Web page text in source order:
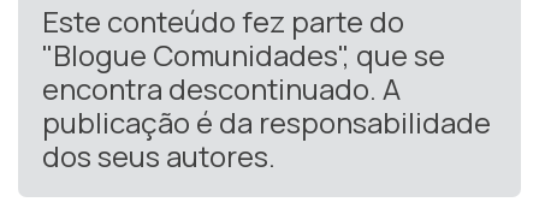
Este conteúdo fez parte do
"Blogue Comunidades", que se
encontra descontinuado. A
publicação é da responsabilidade
dos seus autores.